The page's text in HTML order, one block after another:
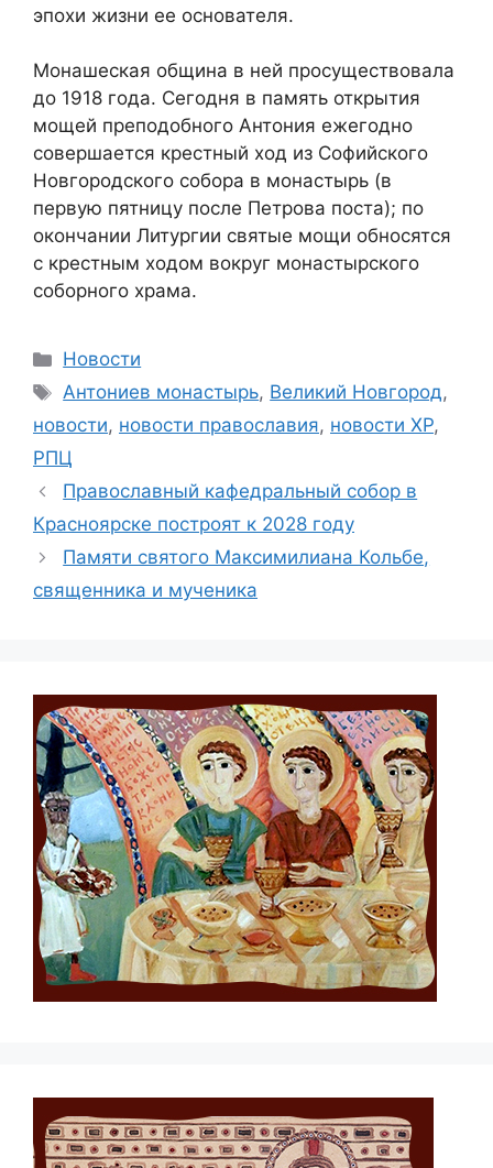
эпохи жизни ее основателя.
Монашеская община в ней просуществовала
до 1918 года. Сегодня в память открытия
мощей преподобного Антония ежегодно
совершается крестный ход из Софийского
Новгородского собора в монастырь (в
первую пятницу после Петрова поста); по
окончании Литургии святые мощи обносятся
с крестным ходом вокруг монастырского
соборного храма.
Рубрики
Новости
Метки
Антониев монастырь, Великий Новгород,
новости, новости православия, новости ХР,
РПЦ
Православный кафедральный собор в
Красноярске построят к 2028 году
Памяти святого Максимилиана Кольбе,
священника и мученика